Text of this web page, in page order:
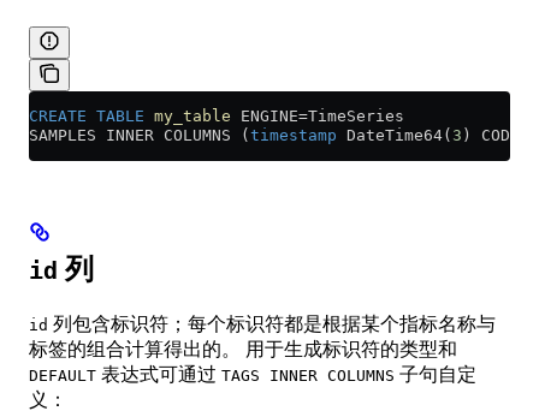
CREATE TABLE my_table ENGINE=TimeSeries
SAMPLES INNER COLUMNS ( timestamp DateTime64( 3 )
id 列
id 列包含标识符；每个标识符都是根据某个指标名称与
标签的组合计算得出的。 用于生成标识符的类型和
DEFAULT 表达式可通过 TAGS INNER COLUMNS 子句自定
义：